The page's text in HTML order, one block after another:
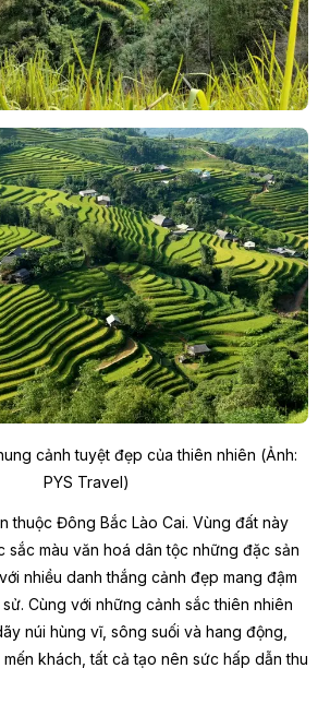
cảnh tuyệt đẹp của thiên nhiên (Ảnh:
PYS Travel)
thuộc Đông Bắc Lào Cai. Vùng đất này
sắc màu văn hoá dân tộc những đặc sản
nhiều danh thắng cảnh đẹp mang đậm
Cùng với những cảnh sắc thiên nhiên
núi hùng vĩ, sông suối và hang động,
khách, tất cả tạo nên sức hấp dẫn thu